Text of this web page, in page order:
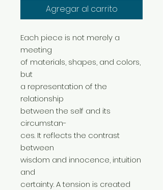
Agregar al carrito
Each piece is not merely a
meeting
of materials, shapes, and colors,
but
a representation of the
relationship
between the self and its
circumstan-
ces. It reflects the contrast
between
wisdom and innocence, intuition
and
certainty. A tension is created